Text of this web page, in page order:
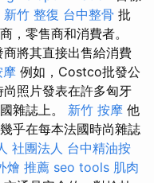
新竹 整復 台中整骨 批
，零售商和消費者。
將其直接出售給消費
摩 例如，Costco批發公
照片發表在許多匈牙
雜誌上。 新竹 按摩 他
乎在每本法國時尚雜誌
社團法人 台中精油按
燴 推薦 seo tools 肌肉